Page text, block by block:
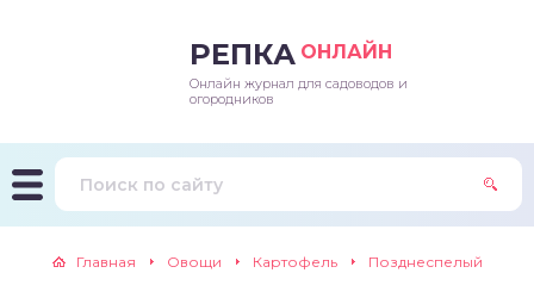
РЕПКА ОНЛАЙН
Онлайн журнал для садоводов и
огородников
Главная Овощи Картофель Позднеспелый
и подкормки